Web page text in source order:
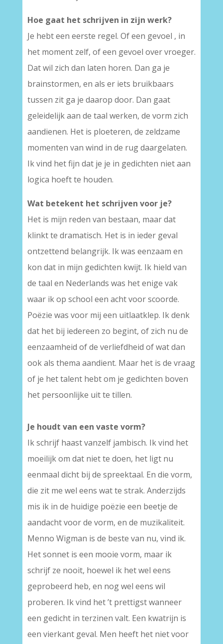
Hoe gaat het schrijven in zijn werk?
Je hebt een eerste regel. Of een gevoel , in
het moment zelf, of een gevoel over vroeger.
Dat wil zich dan laten horen. Dan ga je
brainstormen, en als er iets bruikbaars
tussen zit ga je daarop door. Dan gaat
geleidelijk aan de taal werken, de vorm zich
aandienen. Het is ploeteren, de zeldzame
momenten van wind in de rug daargelaten.
Ik vind het fijn dat je je in gedichten niet aan
logica hoeft te houden.
Wat betekent het schrijven voor je?
Het is mijn reden van bestaan, maar dat
klinkt te dramatisch. Het is in ieder geval
ontzettend belangrijk. Ik was eenzaam en
kon dat in mijn gedichten kwijt. Ik hield van
de taal en Nederlands was het enige vak
waar ik op school een acht voor scoorde.
Poëzie was voor mij een uitlaatklep. Ik denk
dat het bij iedereen zo begint, of zich nu de
eenzaamheid of de verliefdheid of wat dan
ook als thema aandient. Maar het is de vraag
of je het talent hebt om je gedichten boven
het persoonlijke uit te tillen.
Je houdt van een vaste vorm?
Ik schrijf haast vanzelf jambisch. Ik vind het
moeilijk om dat niet te doen, het ligt nu
eenmaal dicht bij de spreektaal. En die vorm,
die zit me wel eens wat te strak. Anderzijds
mis ik in de huidige poëzie een beetje de
aandacht voor de vorm, en de muzikaliteit.
Menno Wigman is de beste van nu, vind ik.
Het sonnet is een mooie vorm, maar ik
schrijf ze nooit, hoewel ik het wel eens
geprobeerd heb, en nog wel eens wil
proberen. Ik vind het ’t prettigst wanneer
een gedicht in terzinen valt. Een kwatrijn is
een vierkant geval. Men heeft het niet voor